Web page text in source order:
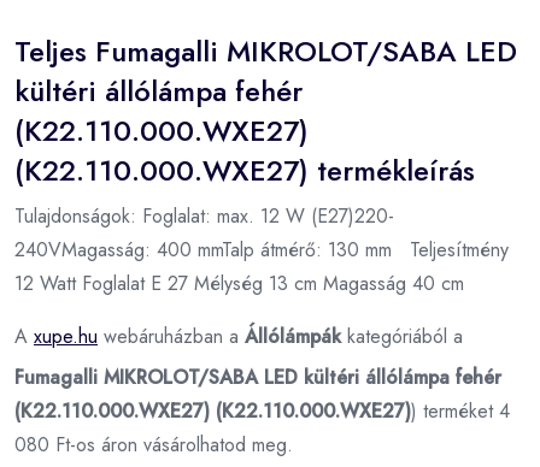
Teljes Fumagalli MIKROLOT/SABA LED
kültéri állólámpa fehér
(K22.110.000.WXE27)
(K22.110.000.WXE27) termékleírás
Tulajdonságok: Foglalat: max. 12 W (E27)220-
240VMagasság: 400 mmTalp átmérő: 130 mm Teljesítmény
12 Watt Foglalat E 27 Mélység 13 cm Magasság 40 cm
A xupe.hu webáruházban a Állólámpákkategóriából a
Fumagalli MIKROLOT/SABA LED kültéri állólámpa fehér
(K22.110.000.WXE27) (K22.110.000.WXE27)) terméket 4
080 Ft-os áron vásárolhatod meg.